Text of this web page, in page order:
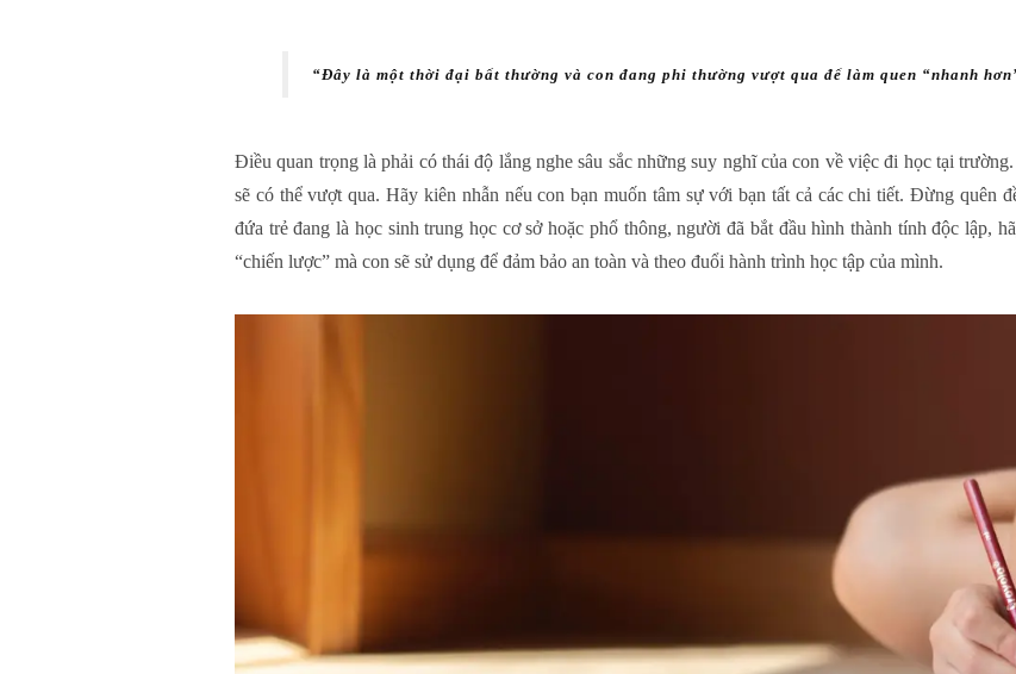
“Đây là một thời đại bất thường và con đang phi thường vượt qua để làm quen “nhanh
Điều quan trọng là phải có thái độ lắng nghe sâu sắc những suy nghĩ của con về việc đi học tại
sẽ có thể vượt qua. Hãy kiên nhẫn nếu con bạn muốn tâm sự với bạn tất cả các chi tiết. Đừng
đứa trẻ đang là học sinh trung học cơ sở hoặc phổ thông, người đã bắt đầu hình thành tính độc lập,
“chiến lược” mà con sẽ sử dụng để đảm bảo an toàn và theo đuổi hành trình học tập của mình.